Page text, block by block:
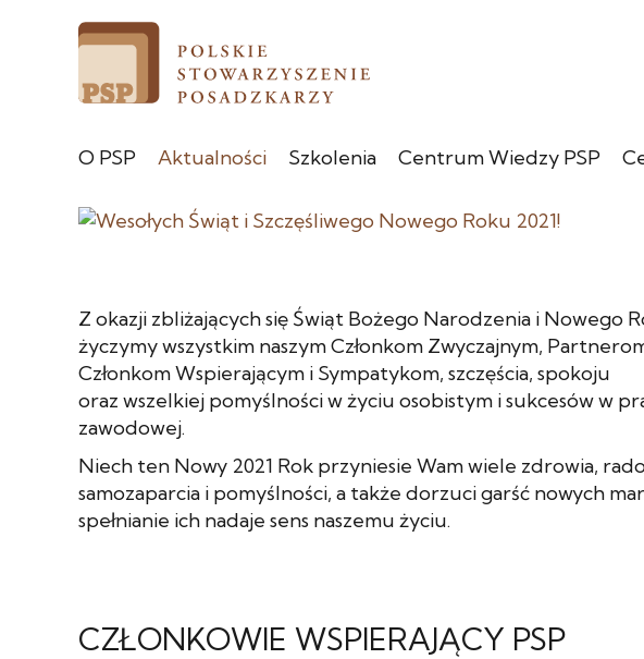
O PSP Aktualności Szkolenia Centrum Wiedzy PSP
Z okazji zbliżających się Świąt Bożego Narodzenia i Nowego
życzymy wszystkim naszym Członkom Zwyczajnym,
Członkom Wspierającym i Sympatykom, szczęścia, spokoju
oraz wszelkiej pomyślności w życiu osobistym i sukcesów w
zawodowej.
Niech ten Nowy 2021 Rok przyniesie Wam wiele zdrowia,
samozaparcia i pomyślności, a także dorzuci garść nowych
spełnianie ich nadaje sens naszemu życiu.
CZŁONKOWIE WSPIERAJĄCY PSP